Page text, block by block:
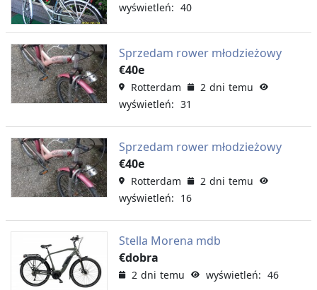
wyświetleń: 40
Sprzedam rower młodzieżowy
€40e
Rotterdam
2 dni temu
wyświetleń: 31
Sprzedam rower młodzieżowy
€40e
Rotterdam
2 dni temu
wyświetleń: 16
Stella Morena mdb
€dobra
2 dni temu wyświetleń: 46